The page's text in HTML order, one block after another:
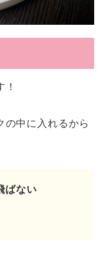
の中に入れるから
ばない